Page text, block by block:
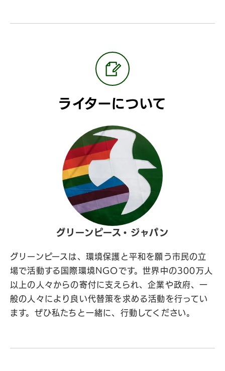
ライターについて
グリーンピース・ジャパン
グリーンピースは、環境保護と平和を願う市民の立
場で活動する国際環境NGOです。世界中の300万人
以上の人々からの寄付に支えられ、企業や政府、一
般の人々により良い代替策を求める活動を行ってい
ます。ぜひ私たちと一緒に、行動してください。